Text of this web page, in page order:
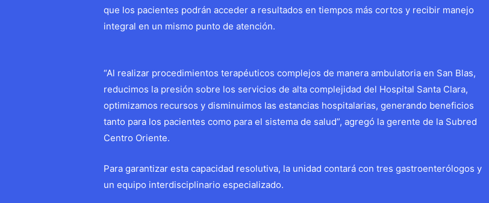
que los pacientes podrán acceder a resultados en tiempos más cortos y recibir manejo
integral en un mismo punto de atención.
“Al realizar procedimientos terapéuticos complejos de manera ambulatoria en San Blas,
reducimos la presión sobre los servicios de alta complejidad del Hospital Santa Clara,
optimizamos recursos y disminuimos las estancias hospitalarias, generando beneficios
tanto para los pacientes como para el sistema de salud”, agregó la gerente de la Subred
Centro Oriente.
Para garantizar esta capacidad resolutiva, la unidad contará con tres gastroenterólogos y
un equipo interdisciplinario especializado.